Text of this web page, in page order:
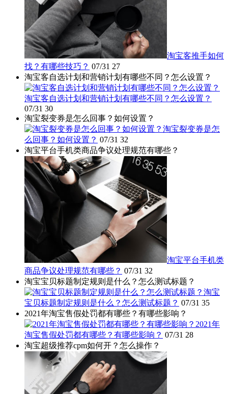
淘宝客推手如何
找？有哪些技巧？ 07/31 27
淘宝客自选计划和营销计划有哪些不同？怎么设置？
淘宝客自选计划和营销计划有哪些不同？怎么设置？
07/31 30
淘宝裂变券是怎么回事？如何设置？
淘宝裂变券是怎
么回事？如何设置？ 07/31 32
淘宝平台手机类商品争议处理规范有哪些？
淘宝平台手机类
商品争议处理规范有哪些？ 07/31 32
淘宝宝贝标题制定规则是什么？怎么测试标题？
淘宝
宝贝标题制定规则是什么？怎么测试标题？ 07/31 35
2021年淘宝售假处罚都有哪些？有哪些影响？
2021年
淘宝售假处罚都有哪些？有哪些影响？ 07/31 28
淘宝超级推荐cpm如何开？怎么操作？